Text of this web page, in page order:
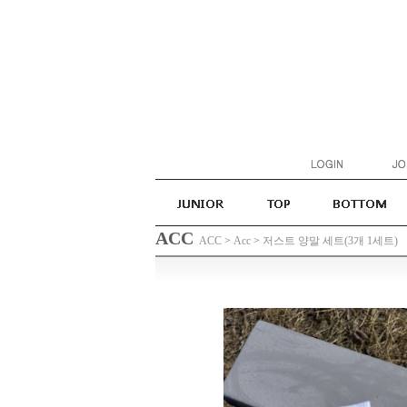
ACC ACC > Acc > 저스트 양말 세트(3개 1세트)